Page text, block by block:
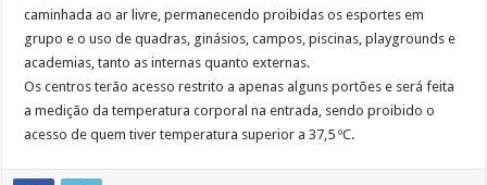
caminhada ao ar livre, permanecendo proibidas os esportes em
grupo e o uso de quadras, ginásios, campos, piscinas, playgrounds e
academias, tanto as internas quanto externas.
Os centros terão acesso restrito a apenas alguns portões e será feita
a medição da temperatura corporal na entrada, sendo proibido o
acesso de quem tiver temperatura superior a 37,5 ºC.